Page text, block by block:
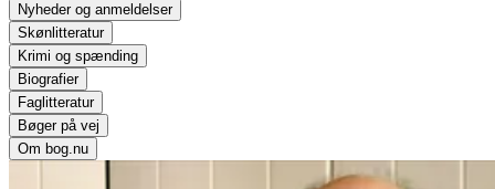
Nyhederog anmeldelser
Skønlitteratur
Krimi og spænding
Biografier
Faglitteratur
Bøger på vej
Om bog.nu